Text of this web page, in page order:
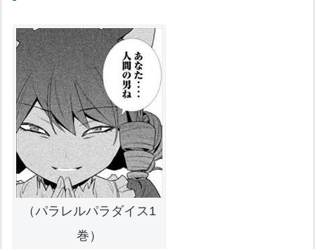
（パラレルパラダイス1
巻）